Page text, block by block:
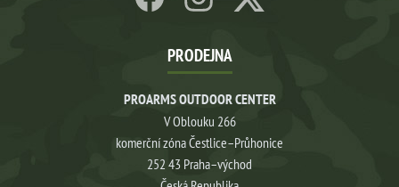
PRODEJNA
PROARMS OUTDOOR CENTER
V Oblouku 266
komerční zóna Čestlice–Průhonice
252 43 Praha–východ